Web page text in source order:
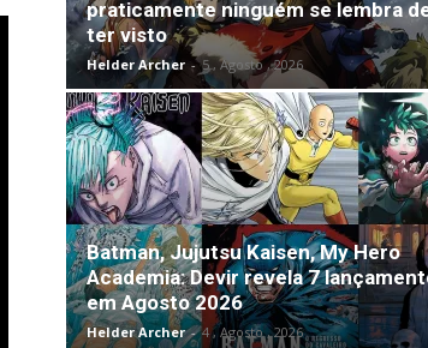
praticamente ninguém se lembra
ter visto
Helder Archer - 5 , Agosto , 2026
Batman, Jujutsu Kaisen, My Hero
Academia: Devir revela 7
em Agosto 2026
Helder Archer - 4 , Agosto , 2026